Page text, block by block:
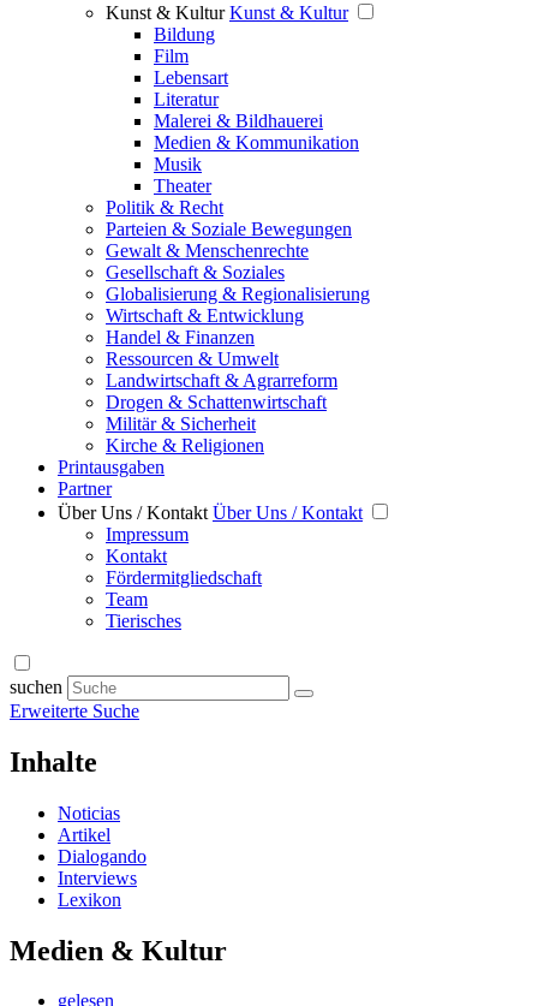
Kunst & Kultur Kunst & Kultur
Bildung
Film
Lebensart
Literatur
Malerei & Bildhauerei
Medien & Kommunikation
Musik
Theater
Politik & Recht
Parteien & Soziale Bewegungen
Gewalt & Menschenrechte
Gesellschaft & Soziales
Globalisierung & Regionalisierung
Wirtschaft & Entwicklung
Handel & Finanzen
Ressourcen & Umwelt
Landwirtschaft & Agrarreform
Drogen & Schattenwirtschaft
Militär & Sicherheit
Kirche & Religionen
Printausgaben
Partner
Über Uns / Kontakt Über Uns / Kontakt
Impressum
Kontakt
Fördermitgliedschaft
Team
Tierisches
suchen
Erweiterte Suche
Inhalte
Noticias
Artikel
Dialogando
Interviews
Lexikon
Medien & Kultur
gelesen